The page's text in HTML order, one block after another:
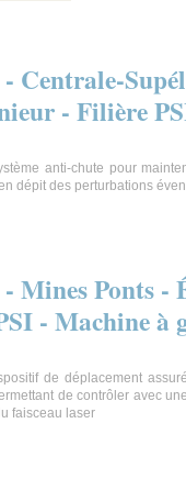
Centrale-
- Filière
anti-chute pour
dépit des perturbations
Mines Ponts -
- Machine à
de déplacement
de contrôler avec
faisceau laser